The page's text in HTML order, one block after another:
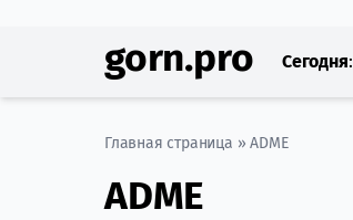
gorn.pro Сегодня:
Главная страница »ADME
ADME